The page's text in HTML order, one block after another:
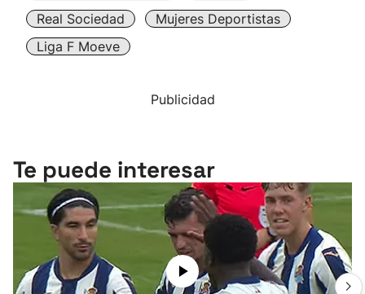
Real Sociedad
Mujeres Deportistas
Liga F Moeve
Publicidad
Te puede interesar